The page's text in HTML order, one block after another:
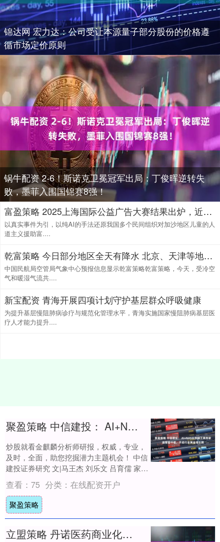
锦达网 宏力达：公司受让本源量子部分股份的价格遵
循市场定价原则
锅牛配资 2-6！斯诺克卫冕冠军出局：丁俊晖逆转失
败，墨菲入围国锦赛8强！
富盈策略 2025上海国际公益广告大赛结果出炉，近三分之一参赛作品为AI创作
以真实事件为引，以纯AI的手法还原我国多个民间组织对加沙地区儿童的人
道主义援助富....
乾富策略 今日部分地区全天有降水 北京、天津等地机场可能受影响
中国民航局空管局气象中心预报信息显示乾富策略乾富策略，今天，受冷空
气和暖湿气流共....
新宝配资 青海开展四项计划守护基层群众呼吸健康
为提升基层慢阻肺病诊疗与规范化管理水平，青海实施国家慢阻肺病基层医
疗人才能力提升....
聚盈策略 中信建投： AI+NAS从存储工具到家庭智能中枢，开启行业黄金增长期
炒股就看金麒麟分析师研报，权威，专业，
及时，全面，助您挖掘潜力主题机会！ 中信
建投证券研究 文|马王杰 刘乐文 吕育儒 家用
NAS具有综合优势，但存在产品、市场....
查看： 75 分类： 在线配资开户
聚盈策略
立盟策略 丹诺医药商业化突围战：研发投入下降，近8亿合作暗藏“对赌”